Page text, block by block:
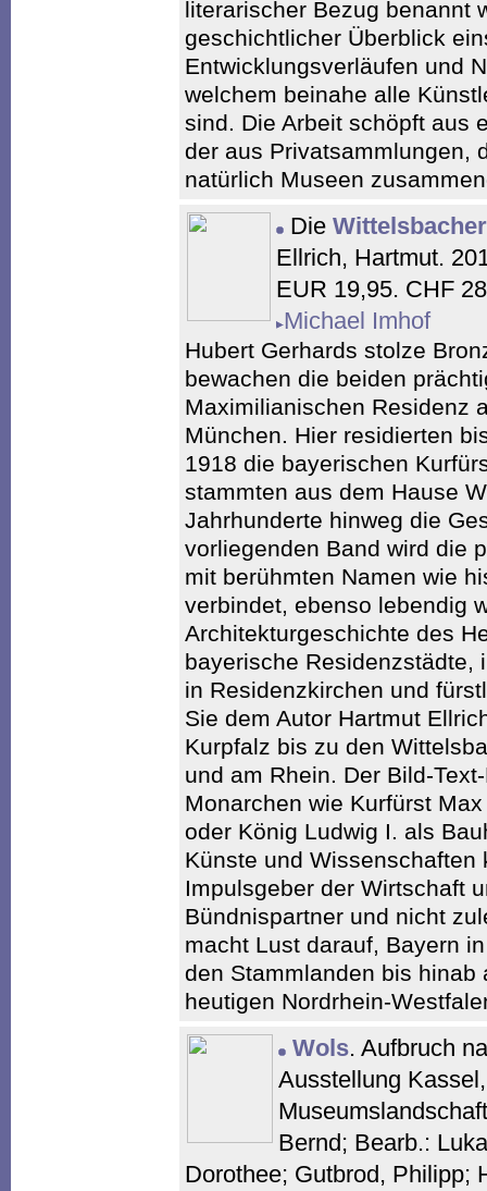
literarischer Bezug benannt
geschichtlicher Überblick
Entwicklungsverläufen und
welchem beinahe alle
sind. Die Arbeit schöpft aus
der aus Privatsammlungen,
natürlich Museen
Die Wittelsbacher
Ellrich, Hartmut.
EUR 19,95. CHF
Michael Imhof
Hubert Gerhards stolze
bewachen die beiden
Maximilianischen Residenz
München. Hier residierten
1918 die bayerischen
stammten aus dem Hause
Jahrhunderte hinweg die
vorliegenden Band wird die
mit berühmten Namen wie
verbindet, ebenso lebendig
Architekturgeschichte des
bayerische Residenzstädte,
in Residenzkirchen und
Sie dem Autor Hartmut
Kurpfalz bis zu den
und am Rhein. Der Bild-
Monarchen wie Kurfürst
oder König Ludwig I. als
Künste und Wissenschaften
Impulsgeber der Wirtschaft
Bündnispartner und nicht
macht Lust darauf, Bayern
den Stammlanden bis hinab
heutigen Nordrhein-
Wols. Aufbruch
Ausstellung
Bernd; Bearb.:
Dorothee; Gutbrod, Philipp;